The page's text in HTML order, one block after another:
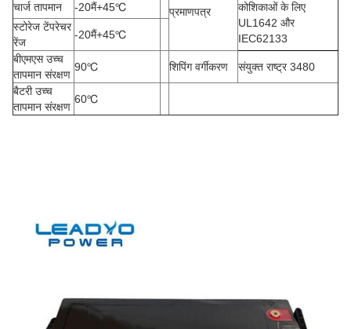
प्रमाणपत्र
चार्ज तापमान
-20मैं+45℃
कोशिकाओं के लिए
UL1642 और
IEC62133
स्टोरेज टेंपरेचर
रेंज
-20मैं+45℃
बीएमएस उच्च
तापमान संरक्षण
90℃ शिपिंग वर्गीकरण
संयुक्त राष्ट्र 3480
बैटरी उच्च
तापमान संरक्षण
60℃